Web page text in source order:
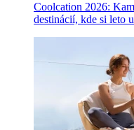
Coolcation 2026:
destinácií, kde si leto